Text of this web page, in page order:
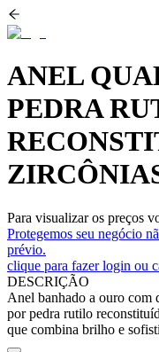
ANEL
PEDRA
Para visualizar os preços
Protegemos seu negócio
prévio.
clique para fazer login ou
DESCRIÇÃO
Anel banhado a ouro com
por pedra rutilo
que combina brilho e